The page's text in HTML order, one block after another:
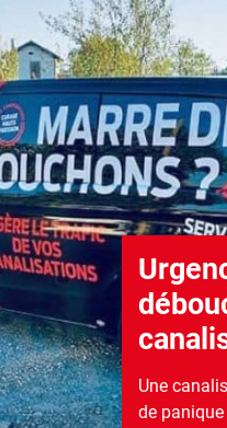
Une
de